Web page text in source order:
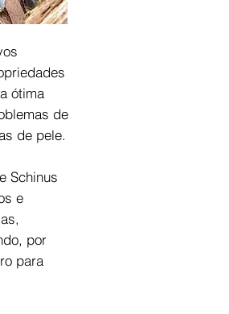
ótima
de
de pele.
Schinus
e
por
para